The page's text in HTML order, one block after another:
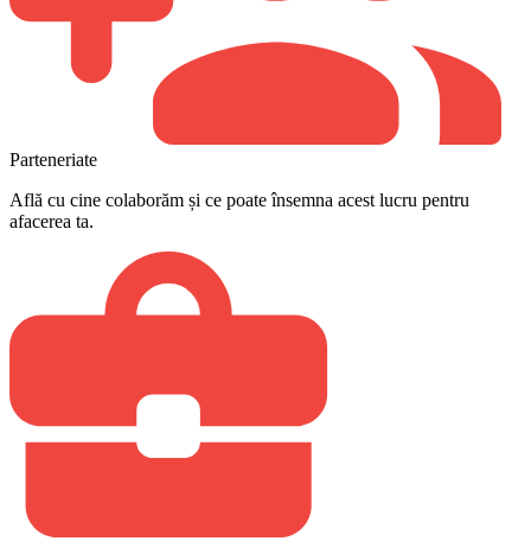
Parteneriate
Află cu cine colaborăm și ce poate însemna acest lucru pentru
afacerea ta.